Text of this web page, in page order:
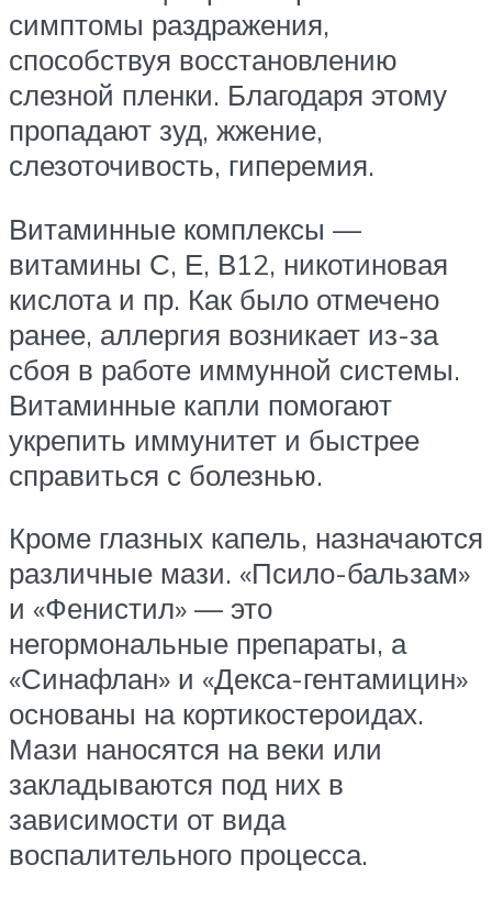
симптомы раздражения,
способствуя восстановлению
слезной пленки. Благодаря этому
пропадают зуд, жжение,
слезоточивость, гиперемия.
Витаминные комплексы —
витамины С, Е, В12, никотиновая
кислота и пр. Как было отмечено
ранее, аллергия возникает из-за
сбоя в работе иммунной системы.
Витаминные капли помогают
укрепить иммунитет и быстрее
справиться с болезнью.
Кроме глазных капель, назначаются
различные мази. «Псило-бальзам»
и «Фенистил» — это
негормональные препараты, а
«Синафлан» и «Декса-гентамицин»
основаны на кортикостероидах.
Мази наносятся на веки или
закладываются под них в
зависимости от вида
воспалительного процесса.